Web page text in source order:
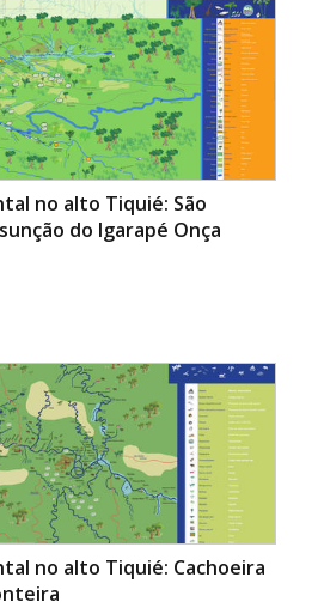
no alto Tiquié: São
do Igarapé Onça
no alto Tiquié: Cachoeira